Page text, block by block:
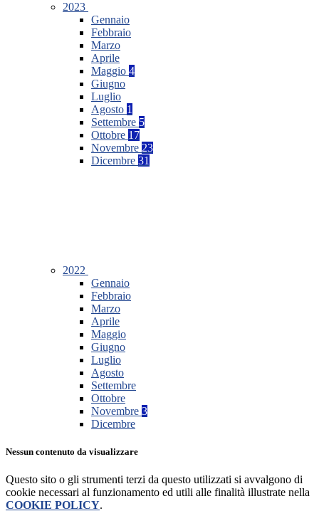
2023
Gennaio
Febbraio
Marzo
Aprile
Maggio 4
Giugno
Luglio
Agosto 1
Settembre 5
Ottobre 17
Novembre 23
Dicembre 31
2022
Gennaio
Febbraio
Marzo
Aprile
Maggio
Giugno
Luglio
Agosto
Settembre
Ottobre
Novembre 3
Dicembre
Nessun contenuto da visualizzare
Questo sito o gli strumenti terzi da questo utilizzati si avvalgono di
cookie necessari al funzionamento ed utili alle finalità illustrate nella
COOKIE POLICY.